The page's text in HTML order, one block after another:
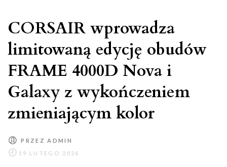
CORSAIR wprowadza
limitowaną edycję obudów
FRAME 4000D Nova i
Galaxy z wykończeniem
zmieniającym kolor
PRZEZADMIN